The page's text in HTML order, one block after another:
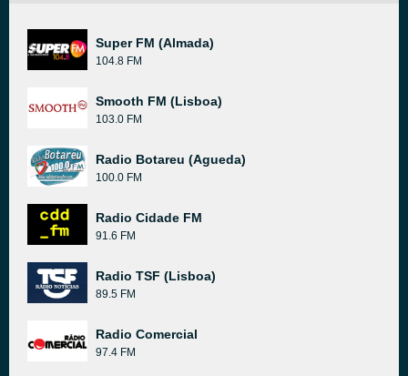
Super FM (Almada)
104.8 FM
Smooth FM (Lisboa)
103.0 FM
Radio Botareu (Agueda)
100.0 FM
Radio Cidade FM
91.6 FM
Radio TSF (Lisboa)
89.5 FM
Radio Comercial
97.4 FM